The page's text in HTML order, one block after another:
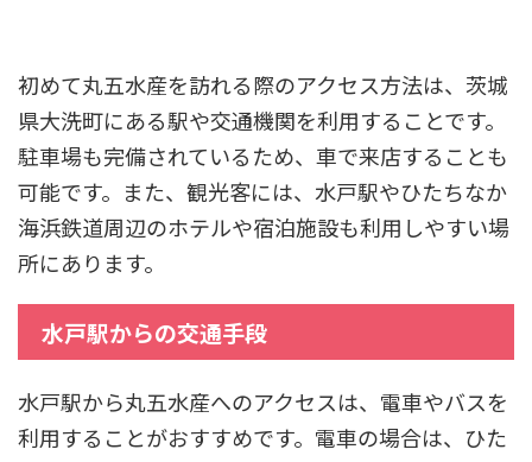
初めて丸五水産を訪れる際のアクセス方法は、茨城
県大洗町にある駅や交通機関を利用することです。
駐車場も完備されているため、車で来店することも
可能です。また、観光客には、水戸駅やひたちなか
海浜鉄道周辺のホテルや宿泊施設も利用しやすい場
所にあります。
水戸駅からの交通手段
水戸駅から丸五水産へのアクセスは、電車やバスを
利用することがおすすめです。電車の場合は、ひた